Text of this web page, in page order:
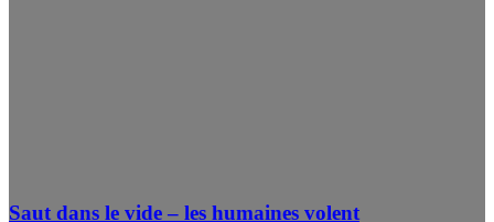
Saut dans le vide – les humaines volent